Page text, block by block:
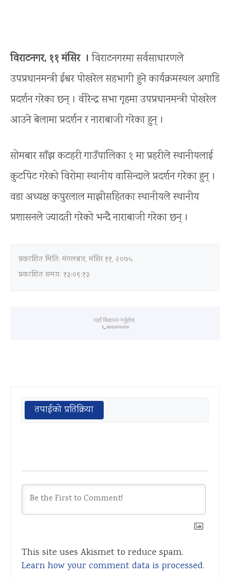
विराटनगर, ११ मंसिर । विराटनगरमा सर्वसाधारणले
उपप्रधानमन्त्री ईश्वर पोखरेल सहभागी हुने कार्यक्रमस्थल अगाडि
प्रदर्शन गरेका छन् । वीरेन्द्र सभा गृहमा उपप्रधानमन्त्री पोखरेल
आउने बेलामा प्रदर्शन र नाराबाजी गरेका हुन् ।
सोमबार साँझ कटहरी गाउँपालिका १ मा प्रहरीले स्थानीयलाई
कुटपिट गरेको विरोमा स्थानीय वासिन्दाले प्रदर्शन गरेका हुन् ।
वडा अध्यक्ष कपुरलाल माझीसहितका स्थानीयले स्थानीय
प्रशासनले ज्यादती गरेको भन्दै नाराबाजी गरेका छन् ।
प्रकाशित मिति:मंगलबार, मंसिर ११, २०७५
प्रकाशित समय: १३:०९:१३
तपाईको प्रतिक्रिया
This site uses Akismet to reduce spam.
Learn how your comment data is processed.